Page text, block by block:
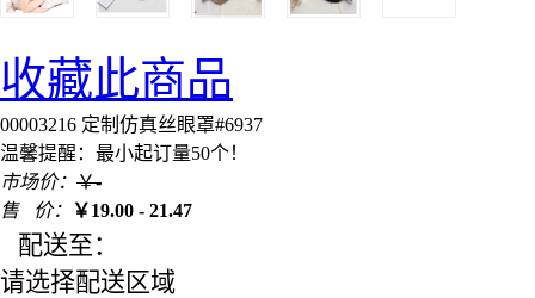
收藏此商品
00003216 定制仿真丝眼罩#6937
温馨提醒：最小起订量50个！
市场价： ￥-
售 价：
￥19.00 - 21.47
配送至：
请选择配送区域